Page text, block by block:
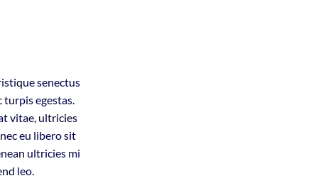
senectus
turpis egestas.
vitae, ultricies
eu libero sit
ultricies mi
leo.